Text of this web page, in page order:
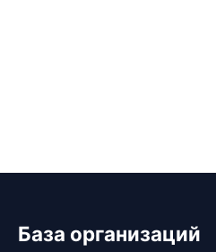
База организаций